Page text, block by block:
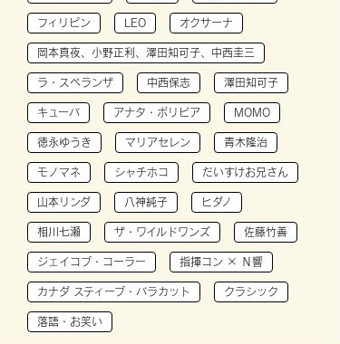
フィリピン LEO オクサーナ
岡本真夜、小野正利、澤田知可子、中西圭三
ラ・スペランザ 中西保志 澤田知可子
キューバ アナタ・ボリビア MOMO
徳永ゆうき マリアセレン 青木隆治
モノマネ シャチホコ だいすけお兄さん
山本リンダ 八神純子 ヒダノ
相川七瀬 ザ・ワイルドワンズ 佐藤竹善
ジェイコブ・コーラー 指揮コン × Ｎ響
カナダ スティーブ・バラカット クラシック
落語・お笑い